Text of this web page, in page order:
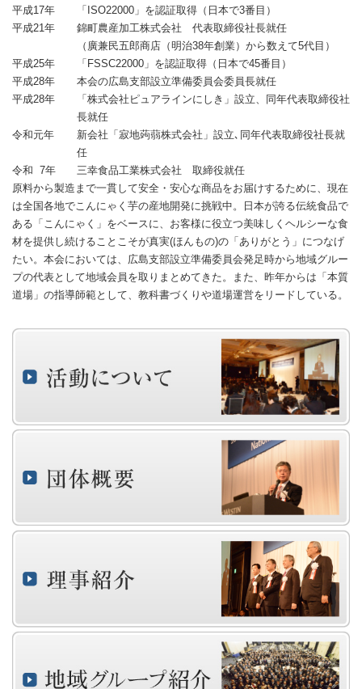
平成17年
「ISO22000」を認証取得（日本で3番目）
平成21年
錦町農産加工株式会社 代表取締役社長就任
（廣兼民五郎商店（明治38年創業）から数えて5代目）
平成25年
「FSSC22000」を認証取得（日本で45番目）
平成28年
本会の広島支部設立準備委員会委員長就任
平成28年
「株式会社ピュアラインにしき」設立、同年代表取締役社
長就任
令和元年
新会社「寂地蒟蒻株式会社」設立､同年代表取締役社長就
任
令和 7年
三幸食品工業株式会社 取締役就任
原料から製造まで一貫して安全・安心な商品をお届けするために、現在
は全国各地でこんにゃく芋の産地開発に挑戦中。日本が誇る伝統食品で
ある「こんにゃく」をベースに、お客様に役立つ美味しくヘルシーな食
材を提供し続けることこそが真実(ほんもの)の「ありがとう」につなげ
たい。本会においては、広島支部設立準備委員会発足時から地域グルー
プの代表として地域会員を取りまとめてきた。また、昨年からは「本質
道場」の指導師範として、教科書づくりや道場運営をリードしている。